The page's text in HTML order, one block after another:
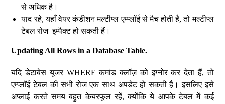
से अधिक है।
याद रहे, यहाँ वेयर कंडीशन मल्टीप्ल एम्प्लॉई से मैच होती है, तो मल्टीप्ल
टेबल रोज इम्पैक्ट हो सकती हैं।
Updating All Rows in a Database Table.
यदि डेटाबेस यूजर WHERE कमांड क्लॉज़ को इग्नोर कर देता हैं, तो
एम्प्लॉई टेबल की सभी रोज एक साथ अपडेट हो सकती है। इसलिए इसे
अप्लाई करते समय बहुत केयरफूल रहें, क्योंकि ये आपके टेबल में कई